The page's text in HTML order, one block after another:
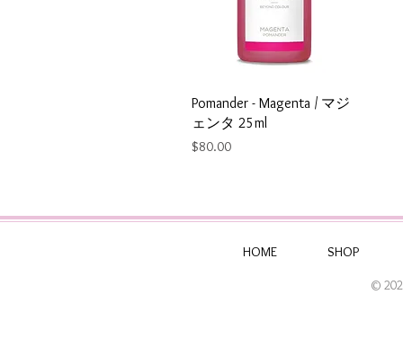
Pomander - Magenta / マジ
ェンタ 25ml
Price
$80.00
HOME SHOP
©